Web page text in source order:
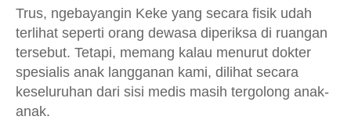
Trus, ngebayangin Keke yang secara fisik udah
terlihat seperti orang dewasa diperiksa di ruangan
tersebut. Tetapi, memang kalau menurut dokter
spesialis anak langganan kami, dilihat secara
keseluruhan dari sisi medis masih tergolong anak-
anak.